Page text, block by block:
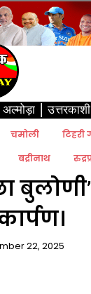
अल्मोड़ा उत्तरकाशी
चमोली
टिहरी
बद्रीनाथ
22, 2025